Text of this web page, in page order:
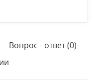
Вопрос - ответ (0)